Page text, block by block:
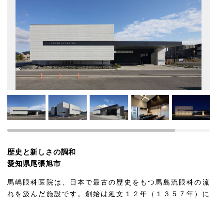
歴史と新しさの調和
愛知県尾張旭市
馬嶋眼科医院は、日本で最古の歴史をもつ馬島流眼科の流
れを汲んだ施設です。創始は延文１２年（１３５７年）に